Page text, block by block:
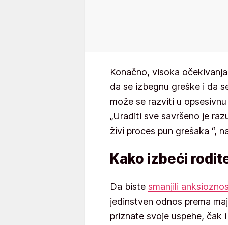
Konačno, visoka
da se izbegnu greške i da
može se razviti u
„Uraditi sve savršeno je
živi proces pun grešaka “,
Kako izbeći
Da biste smanjili
jedinstven odnos prema
priznate svoje uspehe, čak